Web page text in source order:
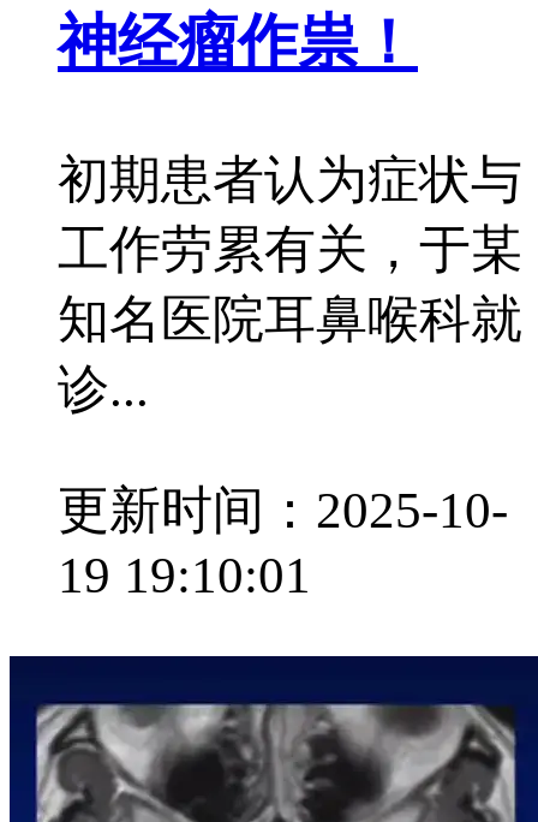
神经瘤作祟！
初期患者认为症状与
工作劳累有关，于某
知名医院耳鼻喉科就
诊...
更新时间：2025-10-
19 19:10:01